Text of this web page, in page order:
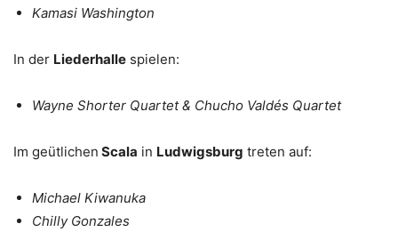
Kamasi Washington
In der Liederhalle spielen:
Wayne Shorter Quartet & Chucho Valdés Quartet
Im geütlichen Scala in Ludwigsburg treten auf:
Michael Kiwanuka
Chilly Gonzales